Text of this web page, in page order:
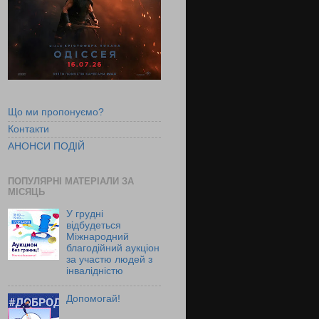
Що ми пропонуємо?
Контакти
АНОНСИ ПОДІЙ
ПОПУЛЯРНІ МАТЕРІАЛИ ЗА
МІСЯЦЬ
У грудні
відбудеться
Міжнародний
благодійний аукціон
за участю людей з
інвалідністю
Допомогай!